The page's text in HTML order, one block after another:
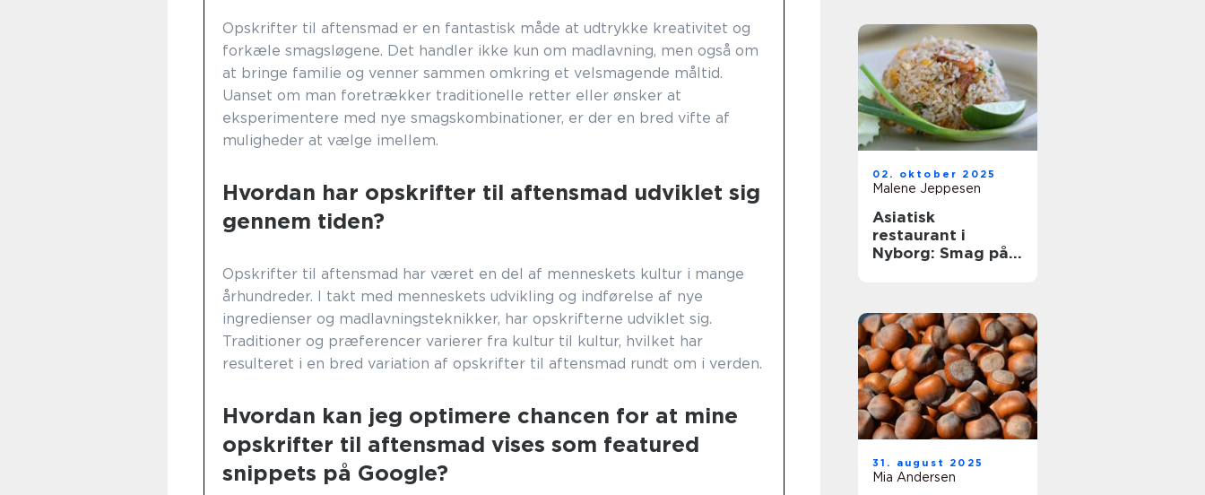
Opskrifter til aftensmad er en fantastisk måde at udtrykke kreativitet og
forkæle smagsløgene. Det handler ikke kun om madlavning, men også om
at bringe familie og venner sammen omkring et velsmagende måltid.
Uanset om man foretrækker traditionelle retter eller ønsker at
eksperimentere med nye smagskombinationer, er der en bred vifte af
muligheder at vælge imellem.
Hvordan har opskrifter til aftensmad udviklet sig
gennem tiden?
Opskrifter til aftensmad har været en del af menneskets kultur i mange
århundreder. I takt med menneskets udvikling og indførelse af nye
ingredienser og madlavningsteknikker, har opskrifterne udviklet sig.
Traditioner og præferencer varierer fra kultur til kultur, hvilket har
resulteret i en bred variation af opskrifter til aftensmad rundt om i verden.
Hvordan kan jeg optimere chancen for at mine
opskrifter til aftensmad vises som featured
snippets på Google?
02. oktober 2025
Malene Jeppesen
Asiatisk
restaurant i
Nyborg: Smag på
31. august 2025
Mia Andersen